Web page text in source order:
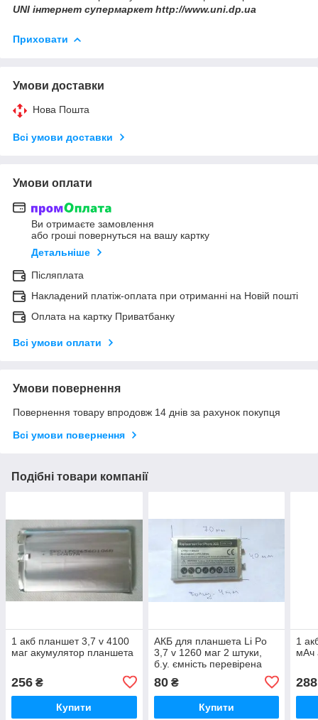
UNI інтернет супермаркет http://www.uni.dp.ua
Приховати
Умови доставки
Нова Пошта
Всі умови доставки
Умови оплати
Ви отримаєте замовлення
або гроші повернуться на вашу картку
Детальніше
Післяплата
Накладений платіж-оплата при отриманні на Новій пошті
Оплата на картку Приватбанку
Всі умови оплати
Умови повернення
Повернення товару впродовж 14 днів за рахунок покупця
Всі умови повернення
Подібні товари компанії
1 акб планшет 3,7 v 4100
маг акумулятор планшета
256 ₴
Купити
АКБ для планшета Li Po
3,7 v 1260 маг 2 штуки,
б.у. ємність перевірена
80₴
Купити
1
мАч
288